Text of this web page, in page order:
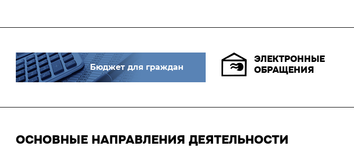
Бюджет для граждан
ЭЛЕКТРОННЫЕ
ОБРАЩЕНИЯ
ОСНОВНЫЕ НАПРАВЛЕНИЯ ДЕЯТЕЛЬНОСТИ